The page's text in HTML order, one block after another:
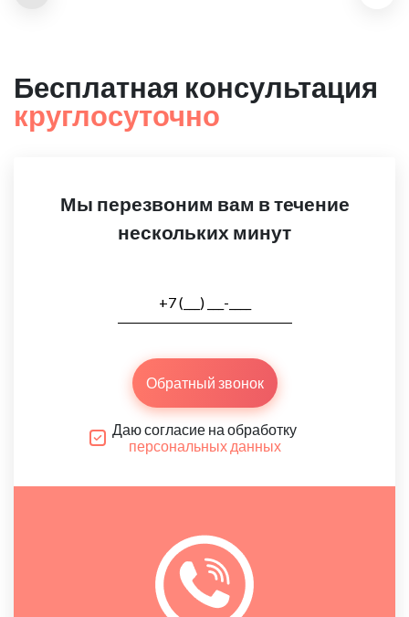
Бесплатная консультация
круглосуточно
Мы перезвоним вам в течение
нескольких минут
Обратный звонок
Даю согласие на обработку
персональных данных